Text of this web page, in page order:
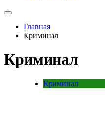
Главная
Криминал
Криминал
Криминал